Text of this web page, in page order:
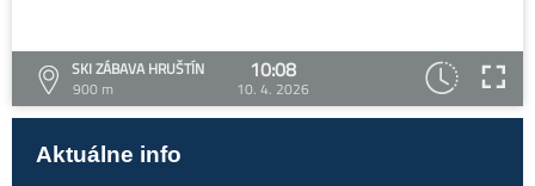
SKI ZÁBAVA HRUŠTÍN
900 m
10:08
10. 4. 2026
Aktuálne info